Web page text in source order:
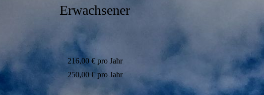
Erwachsener
216,00 € pro Jahr
250,00 € pro Jahr